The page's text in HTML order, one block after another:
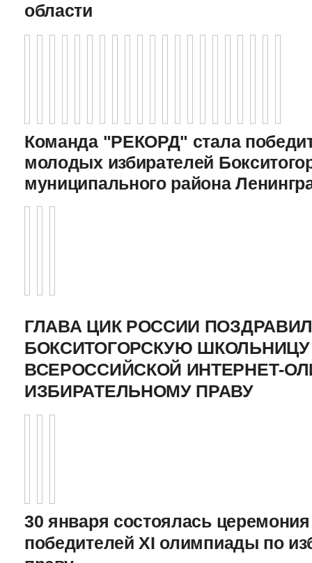
области
Команда "РЕКОРД" стала
молодых избирателей
муниципального района
ГЛАВА ЦИК РОССИИ
БОКСИТОГОРСКУЮ
ВСЕРОССИЙСКОЙ ИНТЕРНЕТ-
ИЗБИРАТЕЛЬНОМУ ПРАВУ
30 января состоялась
победителей XI олимпиады по